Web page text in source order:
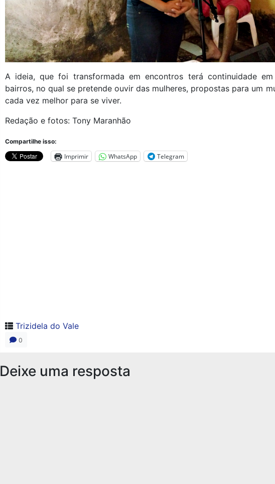
A ideia, que foi transformada em encontros terá continuidade
bairros, no qual se pretende ouvir das mulheres, propostas para um
cada vez melhor para se viver.
Redação e fotos: Tony Maranhão
Compartilhe isso:
Imprimir WhatsApp Telegram
Trizidela do Vale
0
Deixe uma resposta